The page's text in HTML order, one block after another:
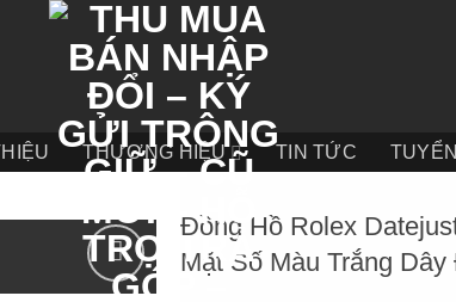
THƯƠNG HIỆU TIN TỨC
Đồng Hồ Rolex
Mặt Số Màu Trắng